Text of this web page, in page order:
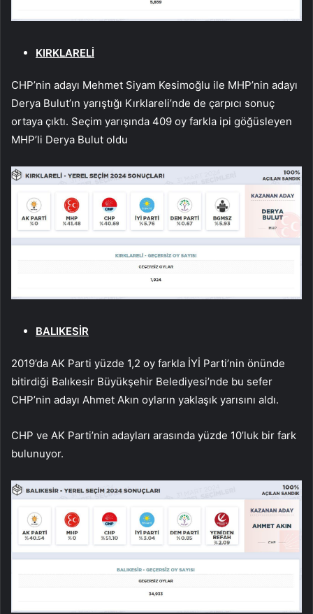
KIRKLARELİ
CHP’nin adayı Mehmet Siyam Kesimoğlu ile MHP’nin adayı
Derya Bulut’ın yarıştığı Kırklareli’nde de çarpıcı sonuç
ortaya çıktı. Seçim yarışında 409 oy farkla ipi göğüsleyen
MHP’li Derya Bulut oldu
BALIKESİR
2019’da AK Parti yüzde 1,2 oy farkla İYİ Parti’nin önünde
bitirdiği Balıkesir Büyükşehir Belediyesi’nde bu sefer
CHP’nin adayı Ahmet Akın oyların yaklaşık yarısını aldı.
CHP ve AK Parti’nin adayları arasında yüzde 10’luk bir fark
bulunuyor.